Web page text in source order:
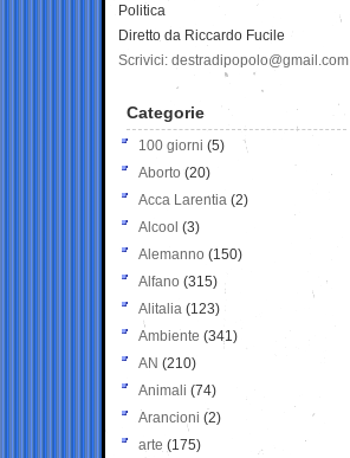
Politica
Diretto da Riccardo Fucile
Scrivici: destradipopolo@gmail.com
Categorie
100 giorni (5)
Aborto (20)
Acca Larentia (2)
Alcool (3)
Alemanno (150)
Alfano (315)
Alitalia (123)
Ambiente (341)
AN (210)
Animali (74)
Arancioni (2)
arte (175)